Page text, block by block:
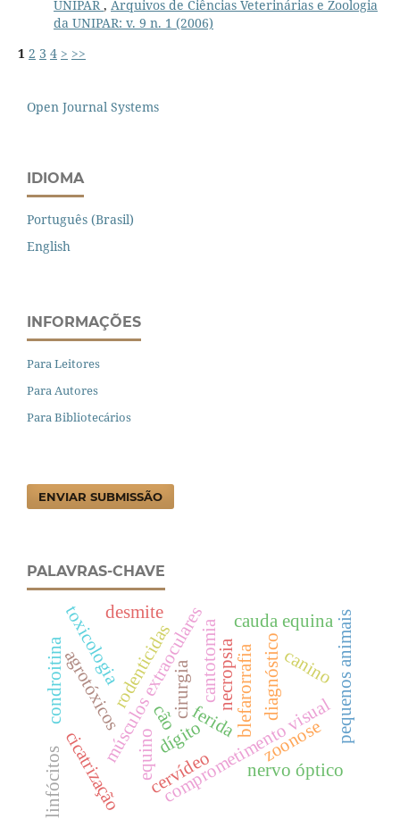
UNIPAR, Arquivos de Ciências Veterinárias e Zoologia
da UNIPAR: v. 9 n. 1 (2006)
1 2 3 4 > >>
Open Journal Systems
IDIOMA
Português (Brasil)
English
INFORMAÇÕES
Para Leitores
Para Autores
Para Bibliotecários
ENVIAR SUBMISSÃO
PALAVRAS-CHAVE
blefarorrafia
cantotomia
comprometimento visual
músculos extraoculares
nervo óptico
ferida
dígito
equino
diagnóstico
cauda equina
canino
agrotóxicos pequenos animais
rodenticidas
toxicologia
cervídeo
cicatrização
condroitina
desmite
cirurgia necropsia
cão zoonose
linfócitos